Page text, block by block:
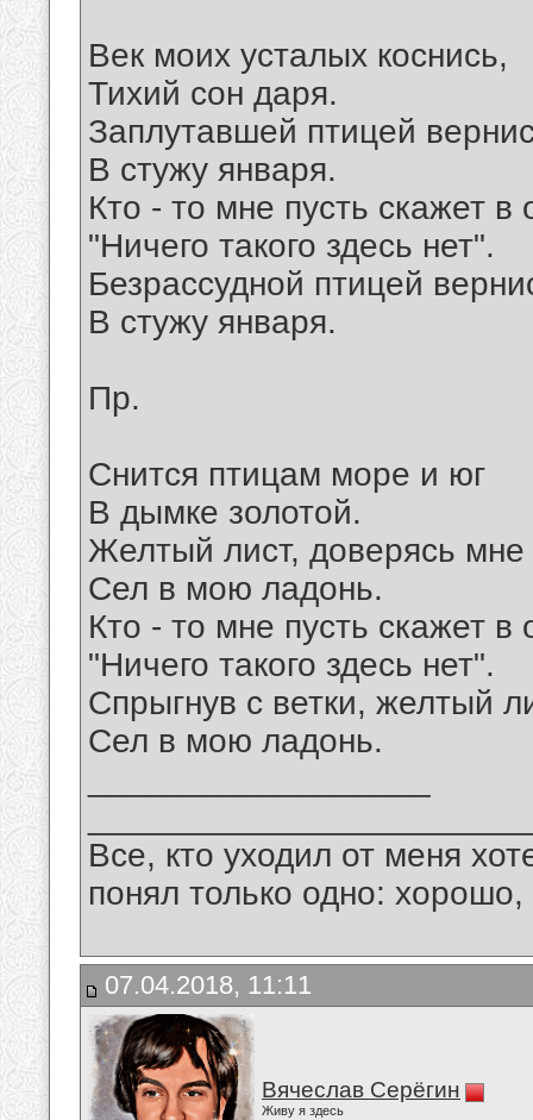
Век моих усталых коснись,
Тихий сон даря.
Заплутавшей птицей
В стужу января.
Кто - то мне пусть скажет в
"Ничего такого здесь нет".
Безрассудной птицей
В стужу января.
Пр.
Снится птицам море и юг
В дымке золотой.
Желтый лист, доверясь мне
Сел в мою ладонь.
Кто - то мне пусть скажет в
"Ничего такого здесь нет".
Спрыгнув с ветки, желтый
Сел в мою ладонь.
Все, кто уходил от меня
понял только одно:
07.04.2018, 11:11
Вячеслав Серёгин
Живу я здесь